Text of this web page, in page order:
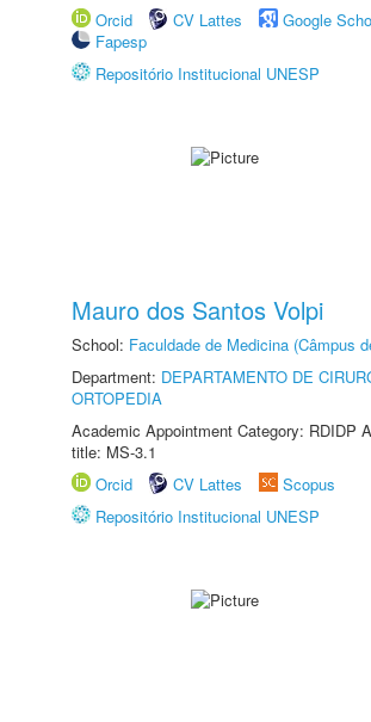
Orcid
CV Lattes
Google
Fapesp
Repositório Institucional UNESP
Mauro dos Santos Volpi
School: Faculdade de Medicina (Câmpus
Department: DEPARTAMENTO DE
ORTOPEDIA
Academic Appointment Category: RDIDP
title: MS-3.1
Orcid
CV Lattes
Scopus
Repositório Institucional UNESP